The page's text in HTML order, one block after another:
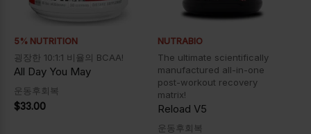
5% NUTRITION
굉장한 10:1:1 비율의 BCAA!
All Day You May
운동후회복
$33.00
NUTRABIO
The ultimate scientifically
manufactured all-in-one
post-workout recovery
matrix!
Reload V5
운동후회복